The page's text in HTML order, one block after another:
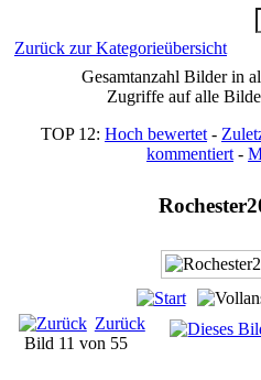
Zurück zur Kategorieübersicht
Gesamtanzahl Bilder in
Zugriffe auf alle
TOP 12: Hoch bewertet -
kommentiert -
Zurück
Bild 11 von 55